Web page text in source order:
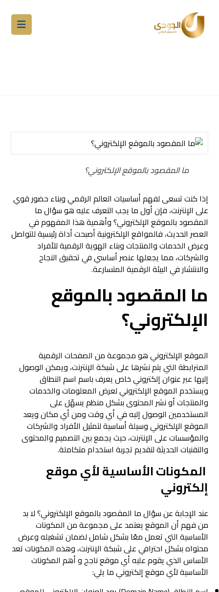
ما المقصود بالموقع الإلكتروني؟
إذا كنت تسعى لفهم أساسيات العالم الرقمي وبناء حضور قوي
على الإنترنت، فإن أول ما يجب التعرف عليه هو سؤال ما
المقصود بالموقع الإلكتروني؟ وأهمية هذا المفهوم في
العصر الحديث، فالمواقع الإلكترونية أصبحت أداة رئيسية للتواصل
وعرض الخدمات والمنتجات وبناء الهوية الرقمية للأفراد
والشركات، مما يجعلها عنصر أساسي في تحقيق النجاح
والانتشار في البيئة الرقمية المتسارعة.
ما المقصود بالموقع
الإلكتروني؟
الموقع الإلكتروني هو مجموعة من الصفحات الرقمية
المترابطة التي يتم نشرها على شبكة الإنترنت، ويمكن الوصول
إليها عبر عنوان إلكتروني خاص يعرف باسم اسم النطاق
ويستخدم الموقع الإلكتروني لعرض المعلومات والخدمات
والمنتجات أو نشر المحتوى بشكل منظم يسهّل على
المستخدمين الوصول إليه في أي وقت ومن أي مكان ويعد
الموقع الإلكتروني وسيلة أساسية لتمثيل الأفراد والشركات
والمؤسسات على الإنترنت، حيث يجمع بين التصميم والمحتوى
والتقنيات الحديثة لتقديم تجربة استخدام متكاملة.
​ المكونات الأساسية لأي موقع
إلكتروني
عند الإجابة عن سؤال ما المقصود بالموقع الإلكتروني؟ لا بد
من فهم أن الموقع يعتمد على مجموعة من المكونات
الأساسية التي تعمل معًا بشكل شامل لضمان تشغيله وعرض
محتواه بشكل احترافي على شبكة الإنترنت، وهذه المكونات تعد
الأساس الذي يقوم عليه أي موقع ناجح و أهم المكونات
الأساسية لأي موقع إلكتروني ما يلي: